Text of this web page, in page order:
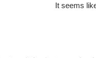
It seems